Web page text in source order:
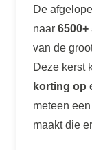
De
naar6500+
van de
Deze kerst
korting op
meteen
maakt die